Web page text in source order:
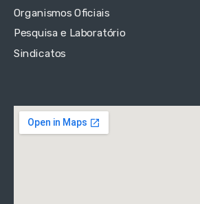
Organismos Oficiais
Pesquisa e Laboratório
Sindicatos